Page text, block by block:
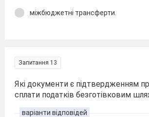
міжбюджетні трансферти.
Запитання 13
Які документи є підтвердженням
сплати податків безготівковим
варіанти відповідей